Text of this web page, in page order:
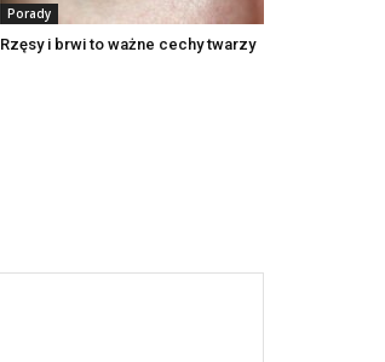
Porady
Rzęsy i brwi to ważne cechy twarzy